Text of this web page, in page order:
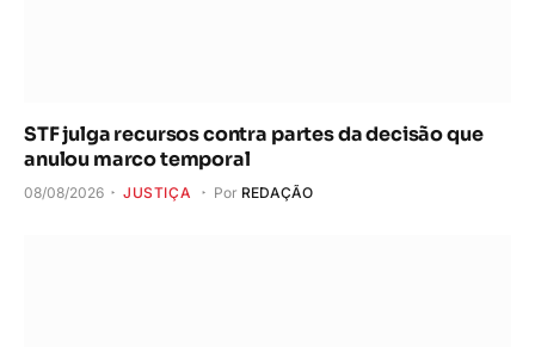
STF julga recursos contra partes da decisão que
anulou marco temporal
08/08/2026 JUSTIÇA Por REDAÇÃO